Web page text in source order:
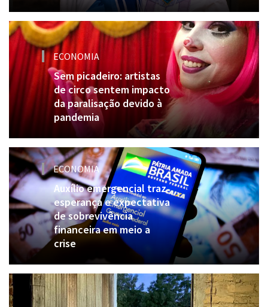
ECONOMIA
Sem picadeiro: artistas
de circo sentem impacto
da paralisação devido à
pandemia
ECONOMIA
Auxílio emergencial traz
esperança e expectativa
de sobrevivência
financeira em meio a
crise